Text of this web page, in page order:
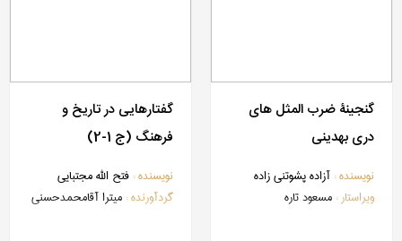
گنجینۀ ضرب المثل های
دری بهدینی
نویسنده : آزاده پشوتنی زاده
ویراستار : مسعود تاره
گفتارهایی در تاریخ و
فرهنگ (ج 1-2)
نویسنده : فتح الله مجتبایی
گردآورنده : میترا آقامحمدحسنی